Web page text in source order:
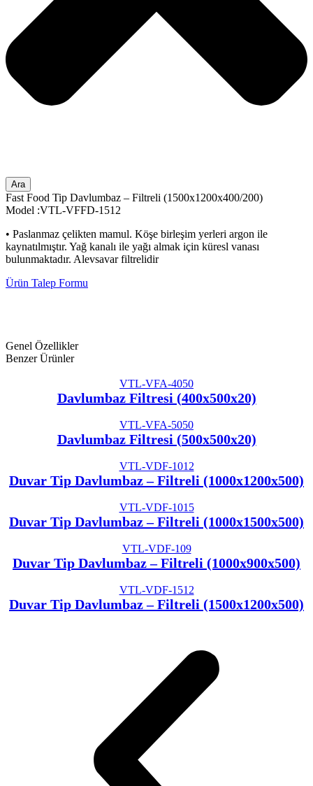
Ara
Fast Food Tip Davlumbaz – Filtreli (1500x1200x400/200)
Model :VTL-VFFD-1512
• Paslanmaz çelikten mamul. Köşe birleşim yerleri argon ile
kaynatılmıştır. Yağ kanalı ile yağı almak için küresl vanası
bulunmaktadır. Alevsavar filtrelidir
Ürün Talep Formu
Genel Özellikler
Benzer Ürünler
VTL-VFA-4050
Davlumbaz Filtresi (400x500x20)
VTL-VFA-5050
Davlumbaz Filtresi (500x500x20)
VTL-VDF-1012
Duvar Tip Davlumbaz – Filtreli (1000x1200x500)
VTL-VDF-1015
Duvar Tip Davlumbaz – Filtreli (1000x1500x500)
VTL-VDF-109
Duvar Tip Davlumbaz – Filtreli (1000x900x500)
VTL-VDF-1512
Duvar Tip Davlumbaz – Filtreli (1500x1200x500)